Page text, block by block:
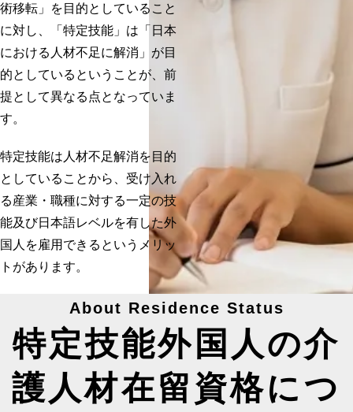
術移転」を目的としていること
に対し、「特定技能」は「日本
における人材不足に解消」が目
的としているということが、前
提として異なる点となっていま
す。
特定技能は人材不足解消を目的
としていることから、 受け入れ
る産業・職種に対する一定の技
能及び日本語レベルを有した外
国人を雇用できる というメリッ
トがあります。
About Residence Status
特定技能外国人の介
護人材在留資格につ